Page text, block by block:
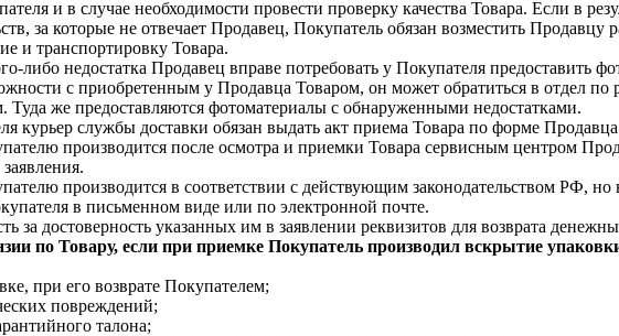
и в случае необходимости провести проверку качества Товара. Если в
за которые не отвечает Продавец, Покупатель обязан возместить
и транспортировку Товара.
либо недостатка Продавец вправе потребовать у Покупателя предоставить
с приобретенным у Продавца Товаром, он может обратиться в отдел по
Туда же предоставляются фотоматериалы с обнаруженными недостатками.
курьер службы доставки обязан выдать акт приема Товара по форме
производится после осмотра и приемки Товара сервисным центром
производится в соответствии с действующим законодательством РФ,
в письменном виде или по электронной почте.
за достоверность указанных им в заявлении реквизитов для возврата
по Товару, если при приемке Покупатель производил вскрытие
при его возврате Покупателем;
повреждений;
талона;